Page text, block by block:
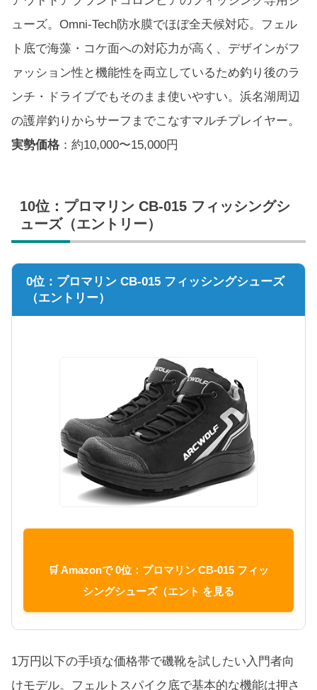
ューズ。Omni-Tech防水膜でほぼ全天候対応。フェル
ト底で海藻・コケ面への対応力が高く、デザインがフ
ァッション性と機能性を両立しているため釣り後のラ
ンチ・ドライブでもそのまま使いやすい。浜名湖周辺
の護岸釣りからサーフまでこなすマルチプレイヤー。
実勢価格 ：約10,000〜15,000円
10位：プロマリン CB-015 フィッシングシ
ューズ（エントリー）
0位：プロマリン CB-015 フィッシングシューズ
（エントリー）
🛒 Amazonで 0位：プロマリン CB-015 フィッ
シングシューズ（エント を見る
1万円以下の手頃な価格帯で磯靴を試したい入門者向
けモデル。フェルトスパイク底で基本的な機能は押さ